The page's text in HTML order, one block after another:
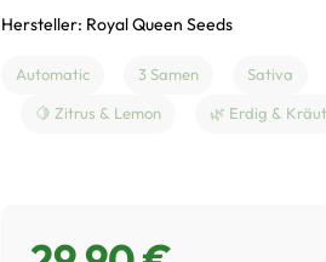
Hersteller: Royal Queen Seeds
Automatic 3 Samen Sativa
🍋 Zitrus & Lemon
🌿 Erdig &